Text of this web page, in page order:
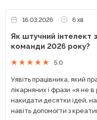
16.03.2026 6 хв
Як штучний інтелект
команди 2026 року?
5.0
Уявіть працівника, який
лікарняних і фрази «я не
накидати десятки ідей,
навіть допомогти з